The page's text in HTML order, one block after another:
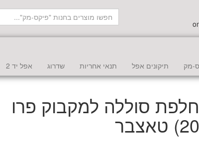
מק תיקונים אפל תנאי אחריות שדרוג אפל יד 2
סוללה למקבוק פרו